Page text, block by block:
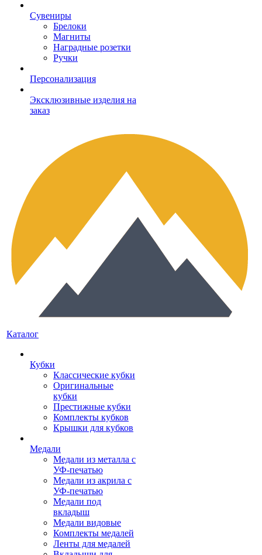
Сувениры
Брелоки
Магниты
Наградные розетки
Ручки
Персонализация
Эксклюзивные изделия на
заказ
Каталог
Кубки
Классические кубки
Оригинальные
кубки
Престижные кубки
Комплекты кубков
Крышки для кубков
Медали
Медали из металла с
УФ-печатью
Медали из акрила с
УФ-печатью
Медали под
вкладыш
Медали видовые
Комплекты медалей
Ленты для медалей